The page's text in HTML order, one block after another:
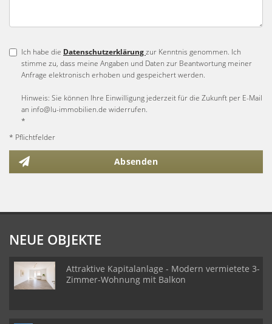
Ich habe die Datenschutzerklärungzur Kenntnis genommen. Ich
stimme zu, dass meine Angaben und Daten zur Beantwortung meiner
Anfrage elektronisch erhoben und gespeichert werden.
Hinweis: Sie können Ihre Einwilligung jederzeit für die Zukunft per E-Mail
an info@lu-immobilien.de widerrufen.
*
* Pflichtfelder
Absenden
NEUE OBJEKTE
Attraktive Kapitalanlage - Modern vermietete 3-
Zimmer-Wohnung mit Balkon